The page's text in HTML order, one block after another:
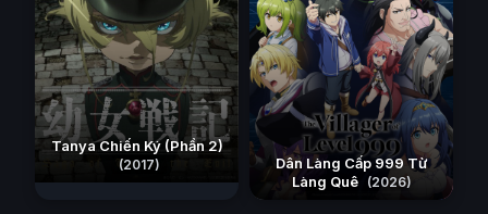
Tanya Chiến Ký (Phần 2)
(2017)
Dân Làng Cấp 999 Từ
Làng Quê (2026)